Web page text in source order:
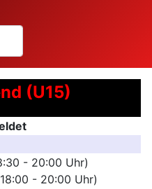
(U15)
- 20:00 Uhr)
- 20:00 Uhr)